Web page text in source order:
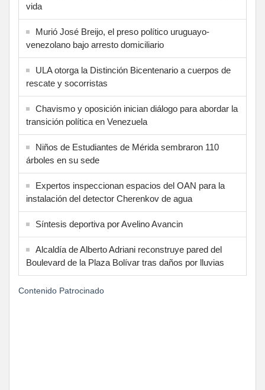
vida
Murió José Breijo, el preso político uruguayo-
venezolano bajo arresto domiciliario
ULA otorga la Distinción Bicentenario a cuerpos de
rescate y socorristas
Chavismo y oposición inician diálogo para abordar la
transición política en Venezuela
Niños de Estudiantes de Mérida sembraron 110
árboles en su sede
Expertos inspeccionan espacios del OAN para la
instalación del detector Cherenkov de agua
Síntesis deportiva por Avelino Avancin
Alcaldía de Alberto Adriani reconstruye pared del
Boulevard de la Plaza Bolívar tras daños por lluvias
Contenido Patrocinado